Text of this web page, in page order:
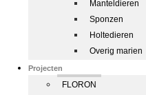
Manteldieren
Sponzen
Holtedieren
Overig marien
Projecten
FLORON